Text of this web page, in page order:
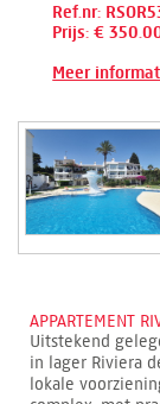
Ref.nr:
Prijs: €
Meer
APPARTEMENT
Uitstekend
in lager Riviera
lokale